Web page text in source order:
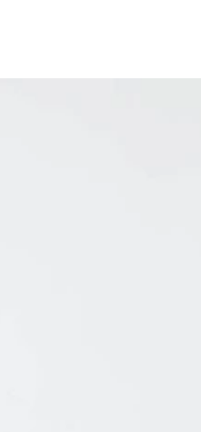
」3058円 ■ジェル（さっ
トUVスプレー（60g）」768
アルロン液（170ml）」